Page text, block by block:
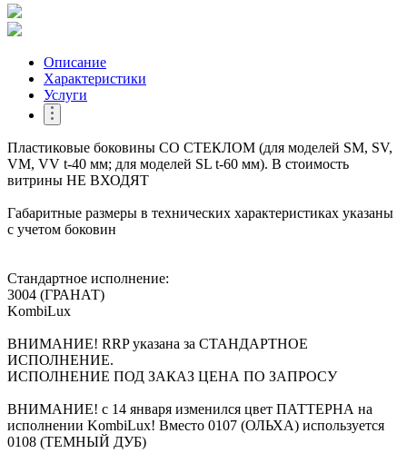
Описание
Характеристики
Услуги
Пластиковые боковины СО СТЕКЛОМ (для моделей SM, SV,
VM, VV t-40 мм; для моделей SL t-60 мм). В стоимость
витрины НЕ ВХОДЯТ
Габаритные размеры в технических характеристиках указаны
с учетом боковин
Стандартное исполнение:
3004 (ГРАНАТ)
KombiLux
ВНИМАНИЕ! RRP указана за СТАНДАРТНОЕ
ИСПОЛНЕНИЕ.
ИСПОЛНЕНИЕ ПОД ЗАКАЗ ЦЕНА ПО ЗАПРОСУ
ВНИМАНИЕ! с 14 января изменился цвет ПАТТЕРНА на
исполнении KombiLux! Вместо 0107 (ОЛЬХА) используется
0108 (ТЕМНЫЙ ДУБ)